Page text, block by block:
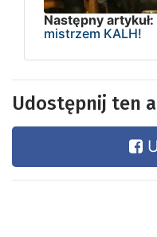
Następny artykuł:
mistrzem KALH!
Udostępnij ten